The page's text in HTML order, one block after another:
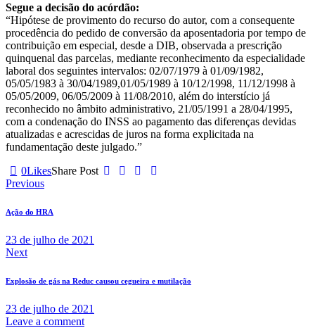
Segue a decisão do acórdão:
“Hipótese de provimento do recurso do autor, com a consequente
procedência do pedido de conversão da aposentadoria por tempo de
contribuição em especial, desde a DIB, observada a prescrição
quinquenal das parcelas, mediante reconhecimento da especialidade
laboral dos seguintes intervalos: 02/07/1979 à 01/09/1982,
05/05/1983 à 30/04/1989,01/05/1989 à 10/12/1998, 11/12/1998 à
05/05/2009, 06/05/2009 à 11/08/2010, além do interstício já
reconhecido no âmbito administrativo, 21/05/1991 a 28/04/1995,
com a condenação do INSS ao pagamento das diferenças devidas
atualizadas e acrescidas de juros na forma explicitada na
fundamentação deste julgado.”
0LikesShare Post
Previous
Ação do HRA
23 de julho de 2021
Next
Explosão de gás na Reduc causou cegueira e mutilação
23 de julho de 2021
Leave a comment